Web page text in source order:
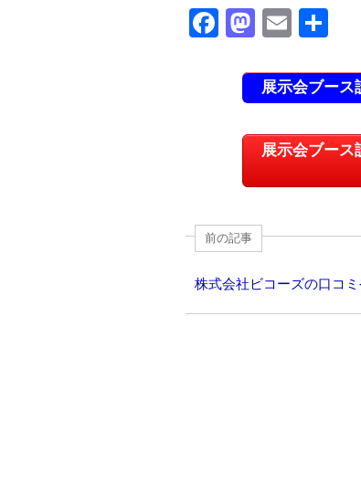
F
k
M
st
o
d
o
n
E
ail
展示会ブース
展示会ブース
前の記事
株式会社ビコーズの口コミ